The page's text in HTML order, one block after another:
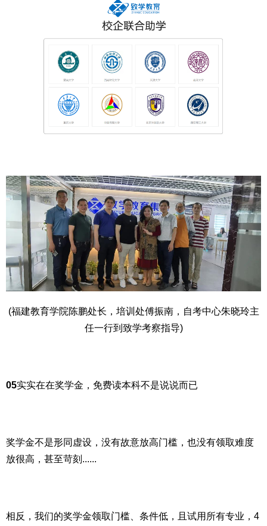
(福建教育学院陈鹏处长，培训处傅振南，自考中心朱晓玲主
任一行到致学考察指导)
05实实在在奖学金，免费读本科不是说说而已
奖学金不是形同虚设，没有故意放高门槛，也没有领取难度
放很高，甚至苛刻......
相反，我们的奖学金领取门槛、条件低，且试用所有专业，4